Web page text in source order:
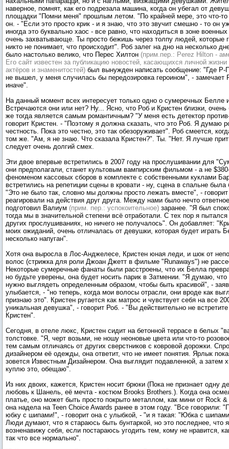
наверное, помнят, как его подрезала машина, когда он убегал от
площадки "Помни меня" прошлым летом. "По крайней мере, это что-то
он. - "Если это просто крик - и я знаю, что это звучит смешно - то он
иногда это буквально хаос - все равно, что находиться в зоне
очень захватывающе. Ты просто бежишь через толпу людей, которые
никто не понимает, что происходит". Роб залег на дно на несколько
было настолько велико, что Перес Хилтон (прим.пер.: Perez Hilton -
Его сайт известен за публикацию новостей, касающихся личной
актёров и знаменитостей) был вынужден написать сообщение: "Где Р-
не вышел, у меня случилась бы передозировка героином", - замечает
иначе".
На данный момент всех интересует только одно о сумеречных Белле
Встречаются они или нет? Ну... Ясно, что Роб и Кристен близки,
же тогда является самым романтичным? "У меня есть детектор
говорит Кристен. - "Поэтому я должна сказать, что это Роб. Я думаю
честность. Пока это честно, это так обезоруживает". Роб смеется,
том же. "Ам, я не знаю. Что сказала Кристен?". Ты. "Нет. Я лучше
следует очень долгий смех.
Эти двое впервые встретились в 2007 году на прослушивании для
они предполагали, станет культовым вампирским фильмом - а не
феноменом кассовых сборов в комплекте с собственными куклами
встретились на репетиции сцены в кровати - ну, сцена в спальне
"Это не было так, словно мы должны просто лежать вместе", -
реагировали на действия друг друга. Между нами было нечто
подготовил Валиум (прим. пер.: успокоительное) заранее. "Я был
тогда мы в значительной степени всё отработали. С тех пор я пытался
других прослушиваниях, но ничего не получалось". Он добавляет:
моих ожиданий, очень отличалась от девушки, которая будет играть
несколько напуган".
Хотя она выросла в Лос-Анджелесе, Кристен юная леди, и шок от
волос (стрижка для роли Джоан Джетт в фильме "Runaways") не
Некоторые сумеречные фанаты были расстроены, что их Белла
но будьте уверены, она будет носить парик в Затмении. "Я думаю,
нужно выглядеть определенным образом, чтобы быть красивой", -
улыбается, - "но теперь, когда мои волосы отрасли, они вроде как
признаю это". Кристен ругается как матрос и чувствует себя на все
уникальная девушка", - говорит Роб. - "Вы действительно не
Кристен".
Сегодня, в отеле люкс, Кристен сидит на бетонной террасе в белых
толстовке. "Я, черт возьми, не ношу неоновые цвета или что-то
тем самым отличаясь от других сверстников с ковровой дорожки.
дизайнером её одежды, она ответит, что не имеет понятия. Ярлык
зовется Известным Дизайнером. Она выглядит подавленной, а затем
куплю это, обещаю".
Из них двоих, кажется, Кристен носит брюки (Пока не признает одну
любовь к Шанель, её мечта - костюм Brooks Brothers.). Когда она
платье, оно может быть просто покрыто металлом, как мини от Rock &
она надела на Teen Choice Awards ранее в этом году. "Все говорили:
юбку с шипами!", - говорит она с улыбкой, - "и я такая: "Юбка с
Люди думают, что я стараюсь быть бунтаркой, но это последнее, что
возненавижу себя, если постараюсь угодить тем, кому не нравится,
так что все нормально".